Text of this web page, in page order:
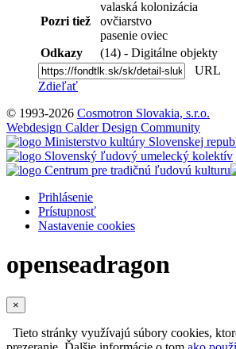
Pozri tiež
valaská kolonizácia
ovčiarstvo
pasenie oviec
Odkazy
(14) - Digitálne objekty
URL
Zdieľať
© 1993-2026 Cosmotron Slovakia, s.r.o.
Webdesign Calder Design Community
Prihlásenie
Prístupnosť
Nastavenie cookies
openseadragon
×
Tieto stránky využívajú súbory cookies,